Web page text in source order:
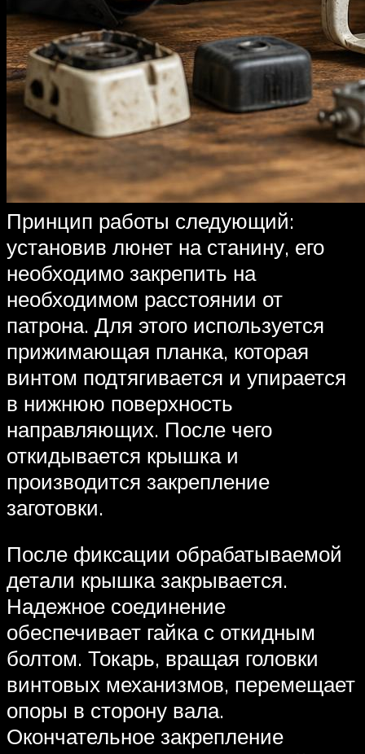
Принцип работы следующий:
установив люнет на станину, его
необходимо закрепить на
необходимом расстоянии от
патрона. Для этого используется
прижимающая планка, которая
винтом подтягивается и упирается
в нижнюю поверхность
направляющих. После чего
откидывается крышка и
производится закрепление
заготовки.
После фиксации обрабатываемой
детали крышка закрывается.
Надежное соединение
обеспечивает гайка с откидным
болтом. Токарь, вращая головки
винтовых механизмов, перемещает
опоры в сторону вала.
Окончательное закрепление